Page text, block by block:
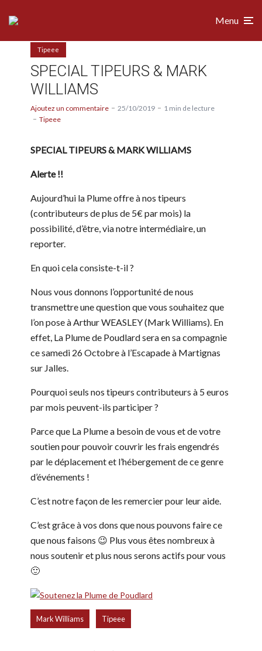
Menu
Tipeee
SPECIAL TIPEURS & MARK
WILLIAMS
Ajoutez un commentaire 25/10/2019
1 min de lecture
Tipeee
SPECIAL TIPEURS & MARK WILLIAMS
Alerte !!
Aujourd’hui la Plume offre à nos tipeurs
(contributeurs de plus de 5€ par mois) la
possibilité, d’être, via notre intermédiaire, un
reporter.
En quoi cela consiste-t-il ?
Nous vous donnons l’opportunité de nous
transmettre une question que vous souhaitez que
l’on pose à Arthur WEASLEY (Mark Williams). En
effet, La Plume de Poudlard sera en sa compagnie
ce samedi 26 Octobre à l’Escapade à Martignas
sur Jalles.
Pourquoi seuls nos tipeurs contributeurs à 5 euros
par mois peuvent-ils participer ?
Parce que La Plume a besoin de vous et de votre
soutien pour pouvoir couvrir les frais engendrés
par le déplacement et l’hébergement de ce genre
d’événements !
C’est notre façon de les remercier pour leur aide.
C’est grâce à vos dons que nous pouvons faire ce
que nous faisons 😉 Plus vous êtes nombreux à
nous soutenir et plus nous serons actifs pour vous
🙂
Mark Williams Tipeee